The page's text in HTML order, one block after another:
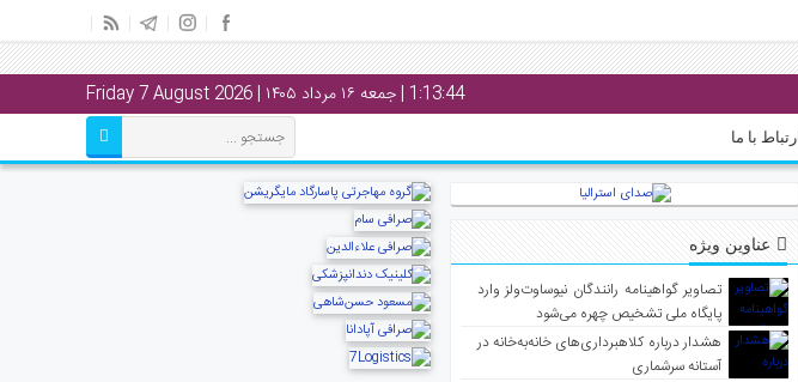
1:13:45 | جمعه ۱۶ مرداد ۱۴۰۵ | Friday 7 August 2026
ارتباط با ما
عناوین ویژه
تصاویر گواهینامه رانندگان نیوساوت‌ولز وارد
پایگاه ملی تشخیص چهره می‌شود
هشدار درباره کلاهبرداری‌های خانه‌به‌خانه در
آستانه سرشماری